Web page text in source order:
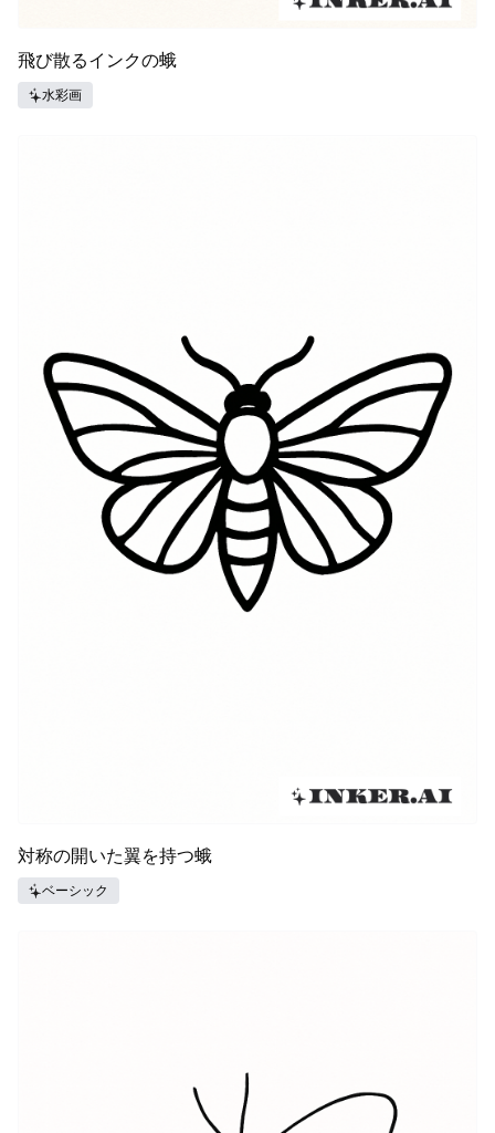
飛び散るインクの蛾
水彩画
対称の開いた翼を持つ蛾
ベーシック